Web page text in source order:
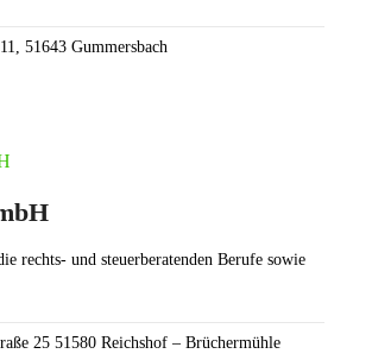
51643 Gummersbach
rechts- und steuerberatenden Berufe sowie
25 51580 Reichshof – Brüchermühle